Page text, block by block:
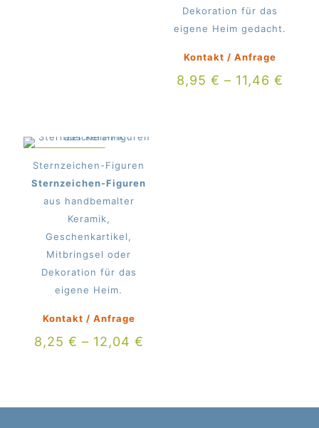
Dekoration für das
eigene Heim gedacht.
Kontakt / Anfrage
8,95€ – 11,46€
Sternzeichen-Figuren
Sternzeichen-Figuren
aus handbemalter
Keramik,
Geschenkartikel,
Mitbringsel oder
Dekoration für das
eigene Heim.
Kontakt / Anfrage
8,25 € – 12,04 €